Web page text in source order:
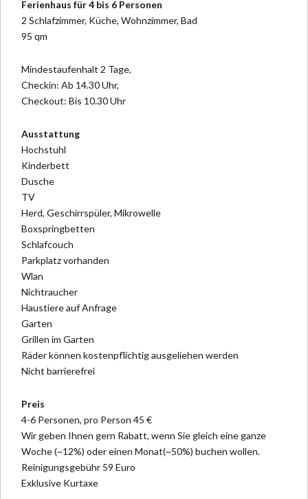
Ferienhaus für 4 bis 6 Personen
2 Schlafzimmer, Küche, Wohnzimmer, Bad
95 qm
Mindestaufenhalt 2 Tage,
Checkin: Ab 14.30 Uhr,
Checkout: Bis 10.30 Uhr
Ausstattung
Hochstuhl
Kinderbett
Dusche
TV
Herd, Geschirrspüler, Mikrowelle
Boxspringbetten
Schlafcouch
Parkplatz vorhanden
Wlan
Nichtraucher
Haustiere auf Anfrage
Garten
Grillen im Garten
Räder können kostenpflichtig ausgeliehen werden
Nicht barrierefrei
Preis
4-6 Personen, pro Person 45 €
Wir geben Ihnen gern Rabatt, wenn Sie gleich eine ganze
Woche (~12%) oder einen Monat(~50%) buchen wollen.
Reinigungsgebühr 59 Euro
Exklusive Kurtaxe